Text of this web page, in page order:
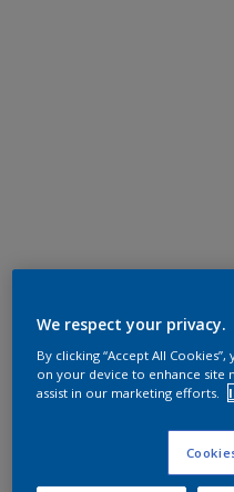
We respect your privacy.
By clicking “Accept All
on your device to enhance site
assist in our marketing efforts.